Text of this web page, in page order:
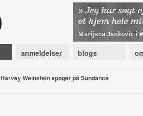
anmeldelser blogs
Harvey Weinstein spøger på Sundance